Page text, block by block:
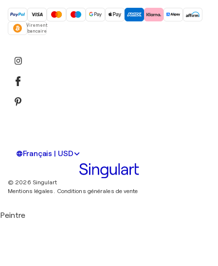
Virement
bancaire
Français | USD
© 2026 Singulart
Mentions légales.
Conditions générales de vente
Peintre